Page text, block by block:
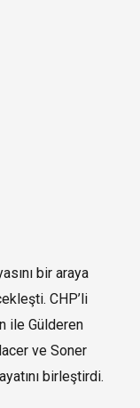
bir araya
CHP’li
ile Gülderen
ve Soner
birleştirdi.